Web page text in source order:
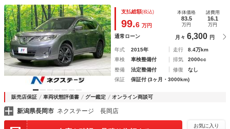
電動リアゲート シートヒーター ＬＥＤヘッド ＥＴＣ ク
ルコン オートライト デュアルオートエアコン ＣＤ／ＤＶ
Ｄ再生 スマートキー 盗難防止装置
支払総額(税込)
99.6 万円
本体価格
83.5
万円
諸費用
16.1
万円
通常ローン 月々 6,300 円
年式 2015年 走行
8.4万km
車検
車検整備付 排気
2000cc
整備
法定整備付 修復
なし
保証
保証付 (3ヶ月・3000km)
販売店保証 車両状態評価書 グー鑑定 オンライン商談可
新潟県長岡市 ネクステージ 長岡店
お気に入り